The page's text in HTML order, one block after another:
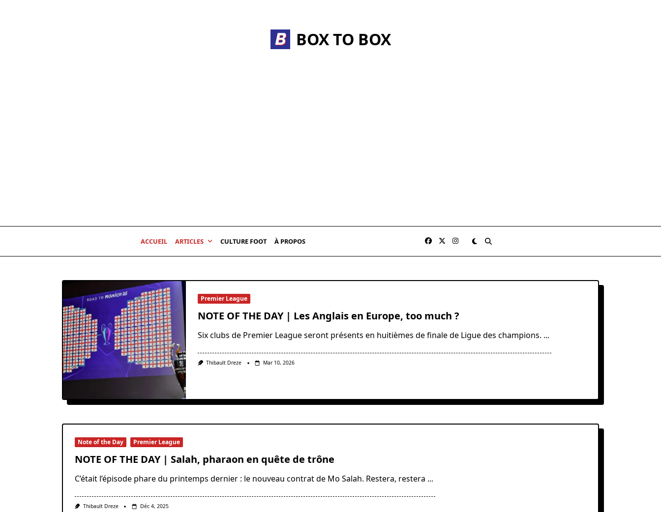
BOX TO BOX
ACCUEIL ARTICLES CULTURE FOOT À PROPOS
Premier League
NOTE OF THE DAY | Les Anglais en Europe, too much ?
Six clubs de Premier League seront présents en huitièmes de finale de Ligue des champions. ...
Thibault Dreze Mar 10, 2026
Note of the Day Premier League
NOTE OF THE DAY | Salah, pharaon en quête de trône
C’était l’épisode phare du printemps dernier : le nouveau contrat de Mo Salah. Restera, restera ...
Thibault Dreze Déc 4, 2025